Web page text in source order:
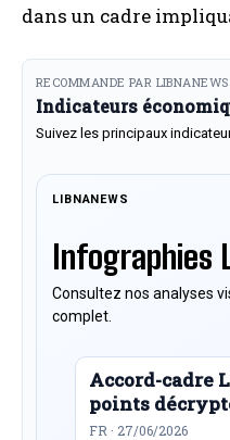
dans un cadre
RECOMMANDE PAR LIBNANEWS
Indicateurs
Suivez les principaux
LIBNANEWS
Infographies
Consultez nos analyses
complet.
Accord-cadre
points
FR · 27/06/2026